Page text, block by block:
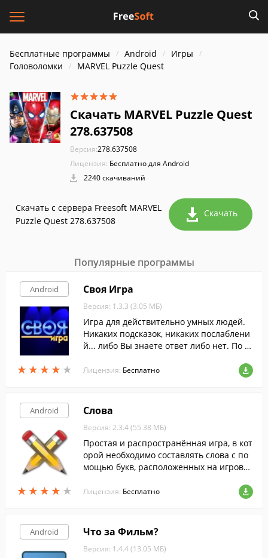
Бесплатные программы Android
Игры
Головоломки
MARVEL Puzzle Quest
Скачать MARVEL Puzzle Quest
278.637508
Версия:278.637508
Лицензия: Бесплатно для Android
2240 скачиваний
Скачать с сервера Freesoft MARVEL
Puzzle Quest 278.637508
Скачать
Популярные программы
Android
★ ★ ★ ★ ★
★ ★ ★ ★ ★
Своя Игра
Версия: 1.3.3 (3.05 МБ)
Игра для действительно умных людей.
Никаких подсказок, никаких послаблени
й... либо Вы знаете ответ либо нет. По м
pardy ).
Лицензия: Бесплатно
Android
★ ★ ★ ★ ★
★ ★ ★ ★ ★
Слова
Версия: 2.3.4 (55.38 МБ)
Простая и распространённая игра, в кот
орой необходимо составлять слова с по
мощью букв, расположенных на игрово
Лицензия: Бесплатно
Android Что за Фильм?
Версия: 1.4.4 (13.05 МБ)